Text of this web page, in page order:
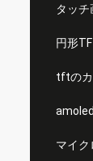
タッ
円形
tftのカ
マイク